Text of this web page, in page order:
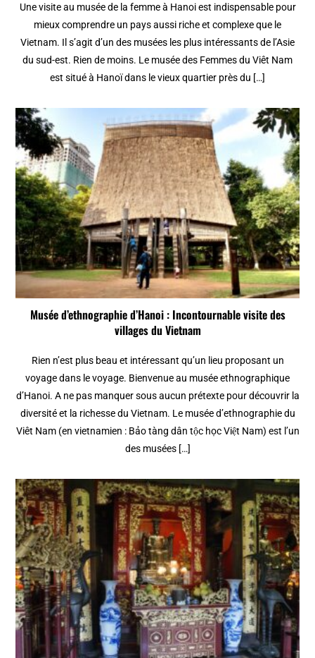
Une visite au musée de la femme à Hanoi est indispensable pour
mieux comprendre un pays aussi riche et complexe que le
Vietnam. Il s’agit d’un des musées les plus intéressants de l’Asie
du sud-est. Rien de moins. Le musée des Femmes du Viêt Nam
est situé à Hanoï dans le vieux quartier près du […]
Musée d’ethnographie d’Hanoi : Incontournable visite des
villages du Vietnam
Rien n’est plus beau et intéressant qu’un lieu proposant un
voyage dans le voyage. Bienvenue au musée ethnographique
d’Hanoi. A ne pas manquer sous aucun prétexte pour découvrir la
diversité et la richesse du Vietnam. Le musée d’ethnographie du
Viêt Nam (en vietnamien : Bảo tàng dân tộc học Việt Nam) est l’un
des musées […]